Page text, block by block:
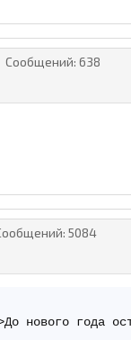
Сообщений: 638
5084
нового года